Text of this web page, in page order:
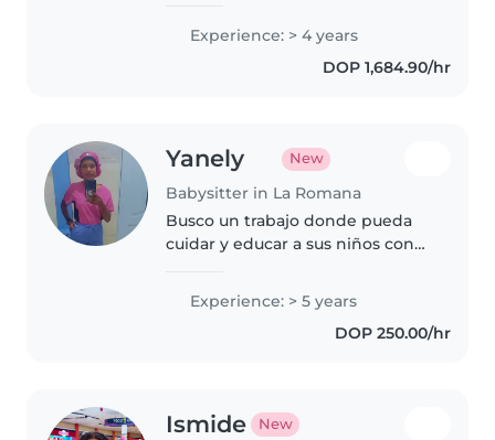
Experience: > 4 years
DOP 1,684.90/hr
Yanely New
Babysitter in La Romana
Busco un trabajo donde pueda
cuidar y educar a sus niños con
encanta leer, hacer
manualidades y enseñar música
Experience: > 5 years
DOP 250.00/hr
Ismide New